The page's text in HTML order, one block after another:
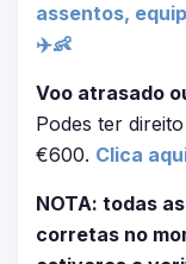
assentos,
✈️👶
Voo atrasado
Podes ter
€600. Clica
NOTA: todas
corretas no